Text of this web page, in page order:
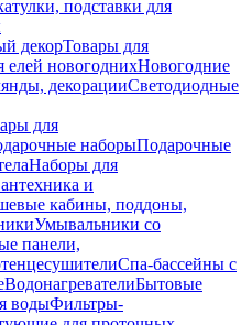
подставки для
декорТовары для
елей новогоднихНовогодние
декорацииСветодиодные
для
наборыПодарочные
Наборы для
и
кабины, поддоны,
Умывальники со
панели,
Спа-бассейны с
ВодонагревателиБытовые
водыФильтры-